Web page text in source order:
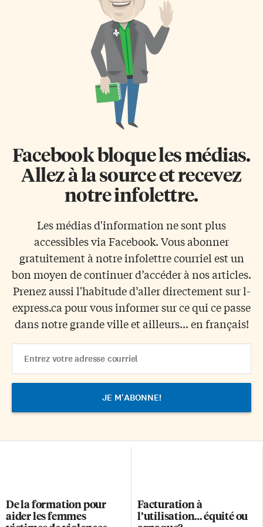
adroitement superviser les
destinées du Conseil au cours
des années à venir. Sous son
leadership, notre organisation
poursuivra sa croissance et
continuera d’accumuler les
succès», affirme Me Ronald
Marion, président du Conseil.
reconnaissante de la confiance
témoignée à mon égard. Je […]
fonds et l’octroi de ces fonds. La
Fédération des communautés
francophones et acadienne
avait sonné l’alarme. Les
conclusions du rapport de
l’enquête menée par le
Commissariat aux langues
officielles ont été dévoilées le
1er février sur le site du député
Facebook bloque les médias.
Allez à la source et recevez
notre infolettre.
Les médias d'information ne sont plus
accessibles via Facebook. Vous abonner
gratuitement à notre infolettre courriel est un
bon moyen de continuer d’accéder à nos articles.
Prenez aussi l'habitude d’aller directement sur l-
express.ca pour vous informer sur ce qui ce passe
dans notre grande ville et ailleurs... en français!
Address
De la formation pour
aider les femmes
Facturation à
l’utilisation… équité ou